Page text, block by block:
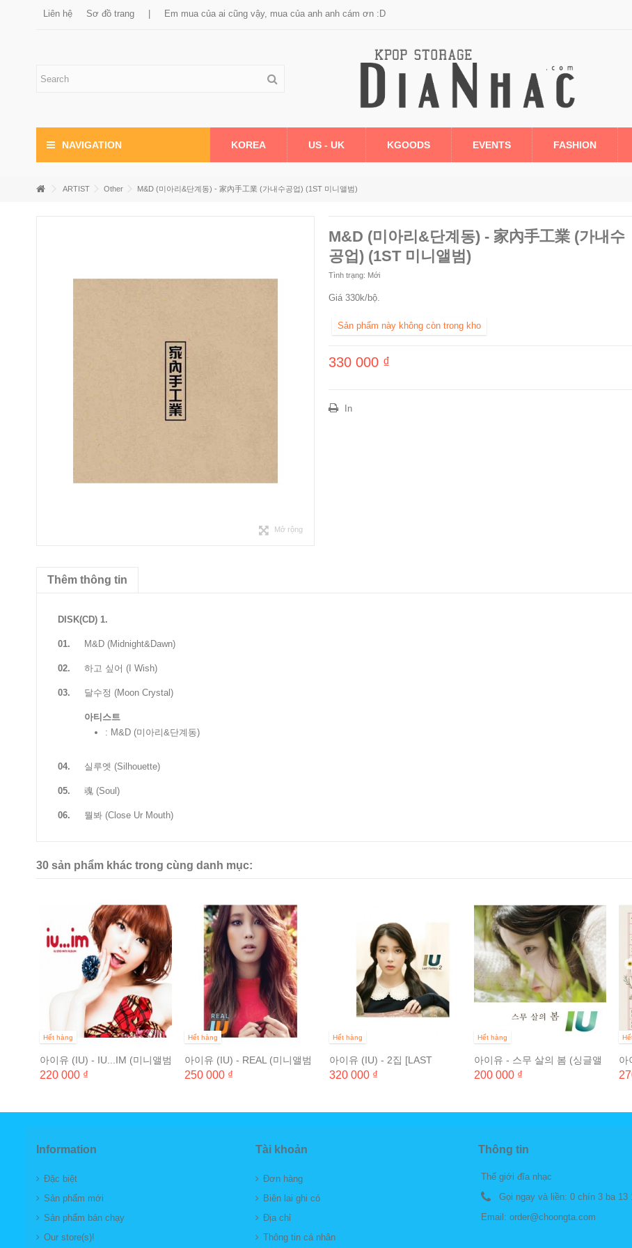
Liên hệ Sơ đồ trang Em mua của ai cũng vậy, mua của anh anh cám ơn :D
NAVIGATION KOREA US - UK KGOODS EVENTS FASHION
ARTIST Other M&D (미아리&단계동) - 家內手工業 (가내수공업) (1ST 미니앨범)
Mở rộng
M&D (미아리&단계동) - 家內手工業 (가내수
공업) (1ST 미니앨범)
Tình trạng: Mới
Giá 330k/bộ.
Sản phẩm này không còn trong kho
330 000 ₫
In
Thêm thông tin
DISK(CD) 1.
01. M&D (Midnight&Dawn)
02. 하고 싶어 (I Wish)
03. 달수정 (Moon Crystal)
아티스트
: M&D (미아리&단계동)
04. 실루엣 (Silhouette)
05. 魂 (Soul)
06. 뭘봐 (Close Ur Mouth)
30 sản phẩm khác trong cùng danh mục:
Hết hàng
아이유 (IU) - IU...IM (미니앨범
2집)
220 000 ₫
Hết hàng
아이유 (IU) - REAL (미니앨범
3집)
250 000 ₫
Hết hàng
아이유 (IU) - 2집 [LAST
FANTASY] (일반반)
320 000 ₫
Hết hàng
아이유 - 스무 살의 봄 (싱글앨
범)
200 000 ₫
아
리
Information
Đặc biệt
Sản phẩm mới
Sản phẩm bán chạy
Our store(s)!
Tài khoản
Đơn hàng
Biên lai ghi có
Địa chỉ
Thông tin cá nhân
Thông tin
Thế giới đĩa nhạc
Gọi ngay và liền: 0 chín 3 ba 13
Email: order@choongta.com